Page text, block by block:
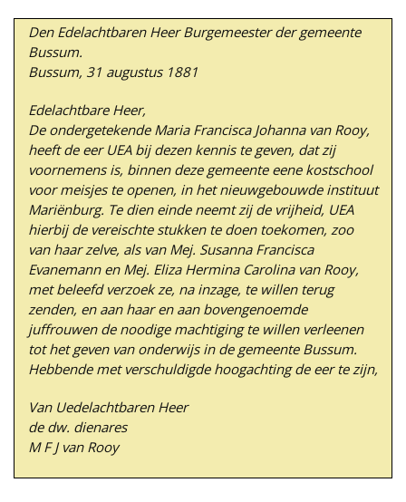
Den Edelachtbaren Heer Burgemeester der gemeente
Bussum.
Bussum, 31 augustus 1881
Edelachtbare Heer,
De ondergetekende Maria Francisca Johanna van Rooy,
heeft de eer UEA bij dezen kennis te geven, dat zij
voornemens is, binnen deze gemeente eene kostschool
voor meisjes te openen, in het nieuwgebouwde instituut
Mariënburg. Te dien einde neemt zij de vrijheid, UEA
hierbij de vereischte stukken te doen toekomen, zoo
van haar zelve, als van Mej. Susanna Francisca
Evanemann en Mej. Eliza Hermina Carolina van Rooy,
met beleefd verzoek ze, na inzage, te willen terug
zenden, en aan haar en aan bovengenoemde
juffrouwen de noodige machtiging te willen verleenen
tot het geven van onderwijs in de gemeente Bussum.
Hebbende met verschuldigde hoogachting de eer te zijn,
Van Uedelachtbaren Heer
de dw. dienares
M F J van Rooy